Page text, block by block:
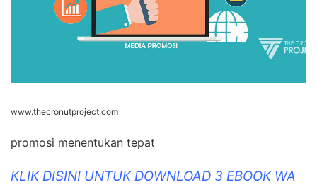
www.thecronutproject.com
promosi menentukan tepat
KLIK DISINI UNTUK DOWNLOAD 3 EBOOK WA